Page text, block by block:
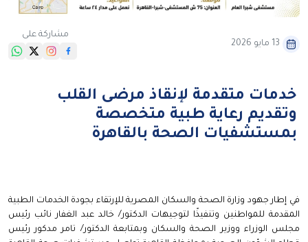
13 مايو 2026
مشاركة على
خدمات متقدمة لإنقاذ مرضى القلب
وتقديم رعاية طبية متخصصة
بمستشفيات الصحة بالقاهرة
في إطار جهود وزارة الصحة والسكان المصرية للإرتقاء بجودة الخدمات الطبية
المقدمة للمواطنين وتنفيذًا لتوجيهات الدكتور/ خالد عبد الغفار نائب رئيس
مجلس الوزراء ووزير الصحة والسكان وبمتابعة الدكتور/ تامر مدكور رئيس